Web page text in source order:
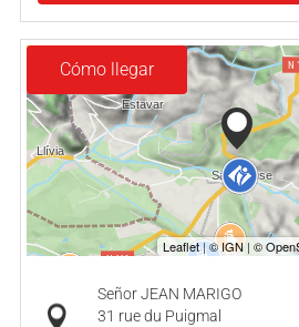
Cómo llegar
Señor JEAN MARIGO
31 rue du Puigmal